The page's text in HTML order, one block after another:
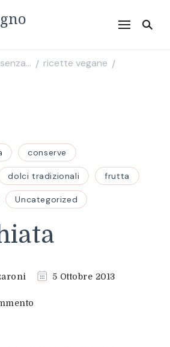
/ ricette vegane /
conserve
dolci tradizionali frutta
Uncategorized
5 Ottobre 2013